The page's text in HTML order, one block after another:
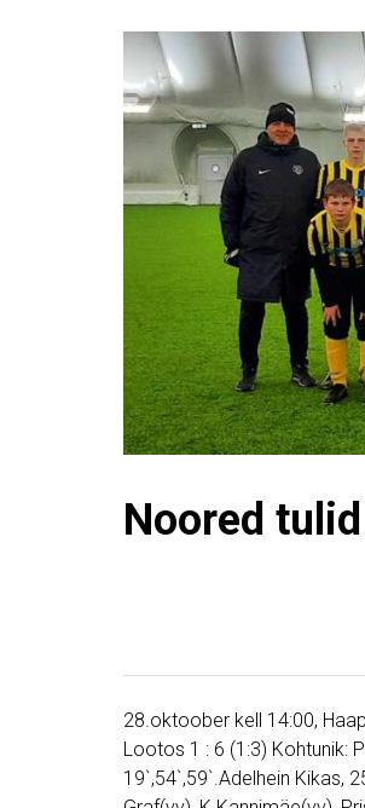
Noored
28.oktoober kell 14:00,
Lootos 1 : 6 (1:3) Kohtunik:
19`,54`,59`.Adelhein Kikas,